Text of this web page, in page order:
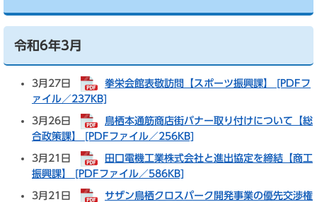
令和6年3月
3月27日
拳栄会館表敬訪問【スポーツ振興課】 [PDFフ
ァイル／237KB]
3月26日
鳥栖本通筋商店街バナー取り付けについて【総
合政策課】 [PDFファイル／256KB]
3月21日
田口電機工業株式会社と進出協定を締結【商工
振興課】 [PDFファイル／586KB]
3月21日
サザン鳥栖クロスパーク開発事業の優先交渉権